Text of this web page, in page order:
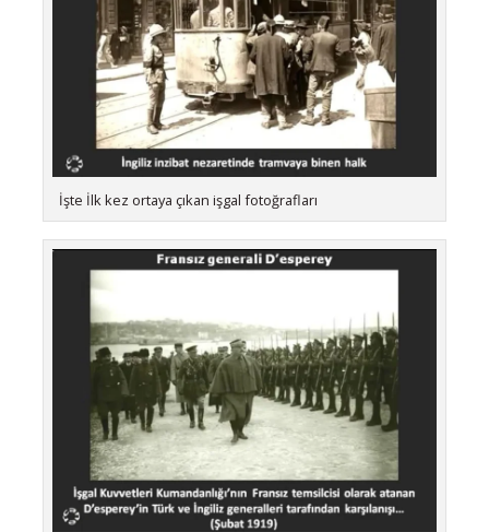
İşte İlk kez ortaya çıkan işgal fotoğrafları